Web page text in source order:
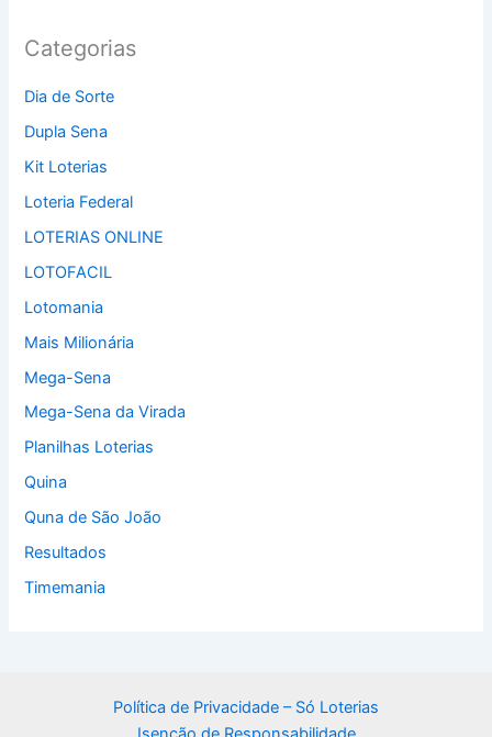
Categorias
Dia de Sorte
Dupla Sena
Kit Loterias
Loteria Federal
LOTERIAS ONLINE
LOTOFACIL
Lotomania
Mais Milionária
Mega-Sena
Mega-Sena da Virada
Planilhas Loterias
Quina
Quna de São João
Resultados
Timemania
Política de Privacidade – Só Loterias